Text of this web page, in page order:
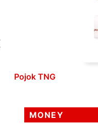
Pojok TNG
MONEY